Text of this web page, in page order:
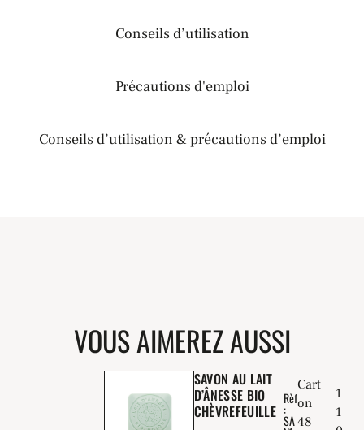
Conseils d’utilisation
Précautions d'emploi
Conseils d’utilisation & précautions d’emploi
VOUS AIMEREZ AUSSI
SAVON AU LAIT
D’ÂNESSE BIO
CHÈVREFEUILLE
Rèf
:
SA
Cart
on
48
1
1